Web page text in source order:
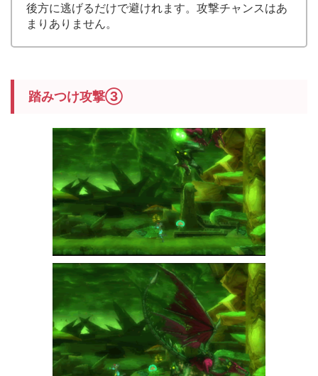
後方に逃げるだけで避けれます。攻撃チャンスはあ
まりありません。
踏みつけ攻撃③